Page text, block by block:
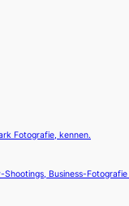
Fotografie, kennen.
Business-Fotografie